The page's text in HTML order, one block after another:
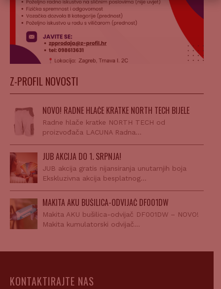
Z-PROFIL NOVOSTI
NOVO! RADNE HLAČE KRATKE NORTH TECH BIJELE
Radne hlače kratke NORTH TECH od
proizvođača LACUNA Radna…
JUB AKCIJA DO 1. SRPNJA!
JUB akcija gratis nijansiranja unutarnjih boja
Ekskluzivna akcija besplatnog…
MAKITA AKU BUŠILICA-ODVIJAČ DF001DW
Makita AKU bušilica-odvijač DF001DW – NOVO!
Makita kumulatorski odvijač…
KONTAKTIRAJTE NAS